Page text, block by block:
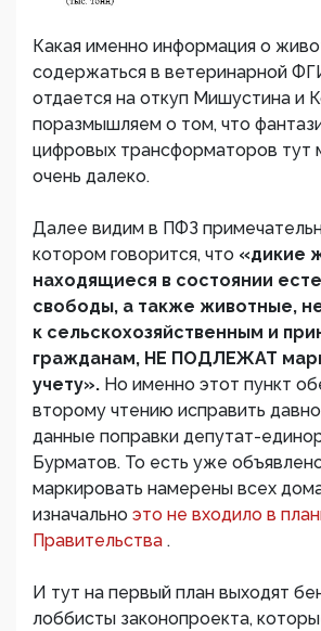
Какая именно информация о
содержаться в ветеринарной
отдается на откуп Мишустина и
поразмышляем о том, что
цифровых трансформаторов тут
очень далеко.
Далее видим в ПФЗ
котором говорится, что «дикие
находящиеся в состоянии
свободы, а также животные,
к сельскохозяйственным и
гражданам, НЕ ПОДЛЕЖАТ
учету». Но именно этот пункт
второму чтению исправить
данные поправки депутат-
Бурматов. То есть уже
маркировать намерены всех
изначально это не входило в
Правительства .
И тут на первый план выходят
лоббисты законопроекта,